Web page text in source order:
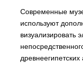
Современные
используют
визуализировать
древнеегипетских